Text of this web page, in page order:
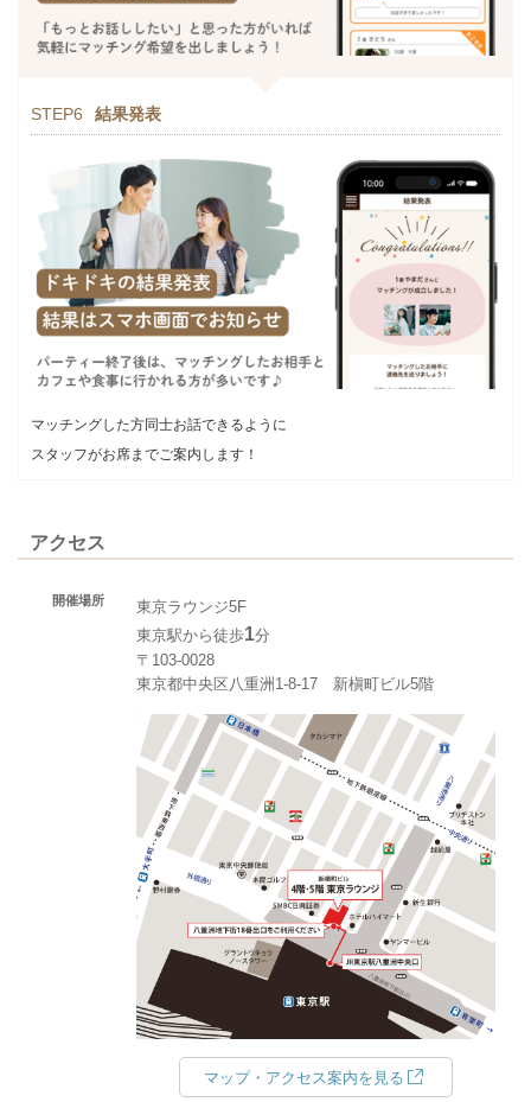
STEP6 結果発表
マッチングした方同士お話できるように
スタッフがお席までご案内します！
アクセス
開催場所
東京ラウンジ5F
東京駅から徒歩1分
〒103-0028
東京都中央区八重洲1-8-17 新槇町ビル5階
マップ・アクセス案内を見る